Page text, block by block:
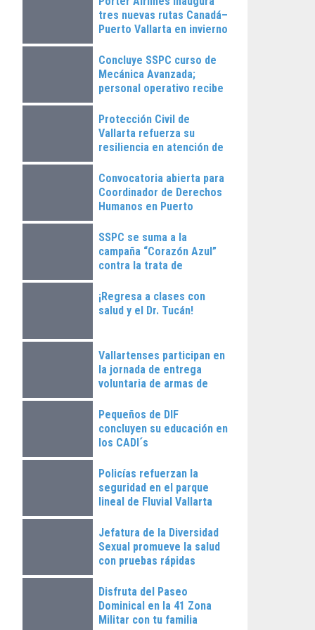
tres nuevas rutas Canadá–
Puerto Vallarta en invierno
Concluye SSPC curso de
Mecánica Avanzada;
personal operativo recibe
Protección Civil de
Vallarta refuerza su
resiliencia en atención de
Convocatoria abierta para
Coordinador de Derechos
Humanos en Puerto
SSPC se suma a la
campaña “Corazón Azul”
contra la trata de
¡Regresa a clases con
salud y el Dr. Tucán!
Vallartenses participan en
la jornada de entrega
voluntaria de armas de
Pequeños de DIF
concluyen su educación en
los CADI´s
Policías refuerzan la
seguridad en el parque
lineal de Fluvial Vallarta
Jefatura de la Diversidad
Sexual promueve la salud
con pruebas rápidas
Disfruta del Paseo
Dominical en la 41 Zona
Militar con tu familia